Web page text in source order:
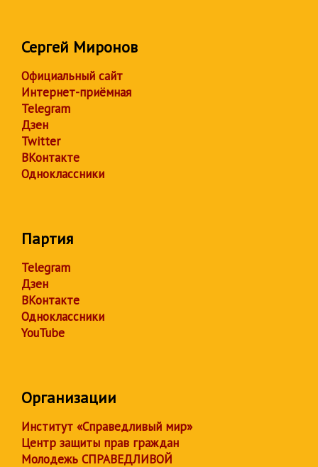
Сергей Миронов
Официальный сайт
Интернет-приёмная
Telegram
Дзен
Twitter
ВКонтакте
Одноклассники
Партия
Telegram
Дзен
ВКонтакте
Одноклассники
YouTube
Организации
Институт «Справедливый мир»
Центр защиты прав граждан
Молодежь СПРАВЕДЛИВОЙ